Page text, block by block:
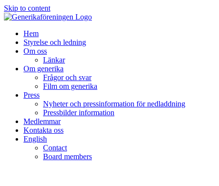
Skip to content
Hem
Styrelse och ledning
Om oss
Länkar
Om generika
Frågor och svar
Film om generika
Press
Nyheter och pressinformation för nedladdning
Pressbilder information
Medlemmar
Kontakta oss
English
Contact
Board members